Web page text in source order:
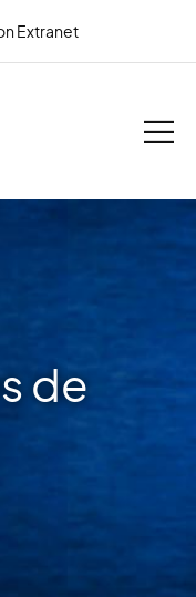
Extranet
de